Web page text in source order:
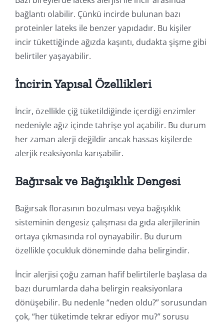
bağlantı olabilir. Çünkü incirde bulunan bazı
proteinler lateks ile benzer yapıdadır. Bu kişiler
incir tükettiğinde ağızda kaşıntı, dudakta şişme gibi
belirtiler yaşayabilir.
İncirin Yapısal Özellikleri
İncir, özellikle çiğ tüketildiğinde içerdiği enzimler
nedeniyle ağız içinde tahrişe yol açabilir. Bu durum
her zaman alerji değildir ancak hassas kişilerde
alerjik reaksiyonla karışabilir.
Bağırsak ve Bağışıklık Dengesi
Bağırsak florasının bozulması veya bağışıklık
sisteminin dengesiz çalışması da gıda alerjilerinin
ortaya çıkmasında rol oynayabilir. Bu durum
özellikle çocukluk döneminde daha belirgindir.
İncir alerjisi çoğu zaman hafif belirtilerle başlasa da
bazı durumlarda daha belirgin reaksiyonlara
dönüşebilir. Bu nedenle “neden oldu?” sorusundan
çok, “her tüketimde tekrar ediyor mu?” sorusu